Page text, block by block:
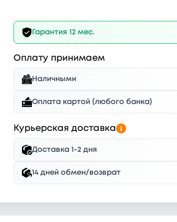
Гарантия 12 мес.
Оплату принимаем
Наличными
Оплата картой (любого банка)
Курьерская доставка
Доставка 1-2 дня
14 дней обмен/возврат